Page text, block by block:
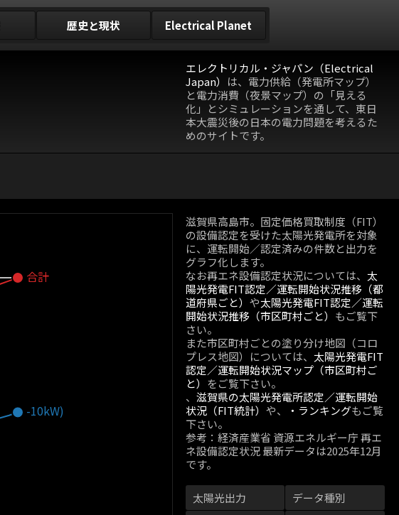
歴史と現状 Electrical Planet
エレクトリカル・ジャパン（Electrical
Japan） は、電力供給（発電所マップ）
と電力消費（夜景マップ）の「見える
化」とシミュレーションを通して、東日
本大震災後の日本の電力問題を考えるた
めのサイトです。
-10kW)
合計
滋賀県高島市。固定価格買取制度（FIT）
の設備認定を受けた太陽光発電所を対象
に、運転開始／認定済みの件数と出力を
グラフ化します。
なお再エネ設備認定状況については、 太
陽光発電FIT認定／運転開始状況推移（都
道府県ごと） や太陽光発電FIT認定／運転
開始状況推移（市区町村ごと） もご覧下
さい。
また市区町村ごとの塗り分け地図（コロ
プレス地図）については、 太陽光発電FIT
認定／運転開始状況マップ（市区町村ご
と） をご覧下さい。
、 滋賀県の太陽光発電所認定／運転開始
状況（FIT統計） や、 ・ランキングもご覧
下さい。
参考：経済産業省 資源エネルギー庁 再エ
ネ設備認定状況 最新データは2025年12月
です。
太陽光出力
データ種別